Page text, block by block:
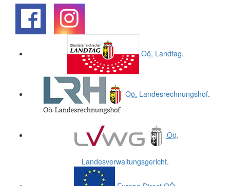
Oö. Landtag.
Oö. Landesrechnungshof.
Oö.
Landesverwaltungsgericht.